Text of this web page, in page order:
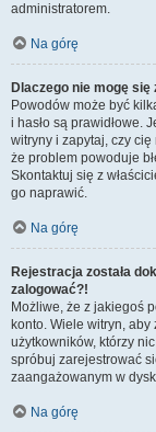
administratorem.
Na górę
Dlaczego nie mogę się
Powodów może być
i hasło są prawidłowe.
witryny i zapytaj, czy
że problem powoduje
Skontaktuj się z
go naprawić.
Na górę
Rejestracja została
zalogować?!
Możliwe, że z jakiegoś
konto. Wiele witryn,
użytkowników, którzy
spróbuj zarejestrować
zaangażowanym w
Na górę